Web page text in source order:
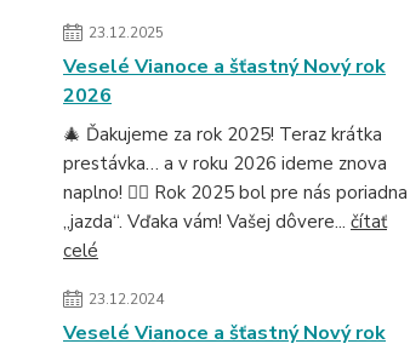
23.12.2025
Veselé Vianoce a šťastný Nový rok
2026
🎄 Ďakujeme za rok 2025! Teraz krátka
prestávka… a v roku 2026 ideme znova
naplno! 🚴‍♂️ Rok 2025 bol pre nás poriadna
„jazda“. Vďaka vám! Vašej dôvere... čítať
celé
23.12.2024
Veselé Vianoce a šťastný Nový rok